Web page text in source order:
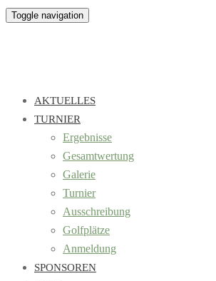
Toggle navigation
AKTUELLES
TURNIER
Ergebnisse
Gesamtwertung
Galerie
Turnier
Ausschreibung
Golfplätze
Anmeldung
SPONSOREN